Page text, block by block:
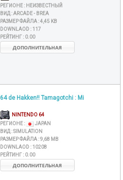
РЕГИОНЕ : НЕИЗВЕСТНЫЙ
ВИД :ARCADE - BREA
РАЗМЕР ФАЙЛА :4,45 KB
DOWNLAOD : 117
РЕЙТИНГ : 0.00
ДОПОЛНИТЕЛЬНАЯ
64 de Hakken!! Tamagotchi : Mi
NINTENDO 64
РЕГИОНЕ :
JAPAN
ВИД :SIMULATION
РАЗМЕР ФАЙЛА :9,68 MB
DOWNLAOD : 10208
РЕЙТИНГ : 0.00
ДОПОЛНИТЕЛЬНАЯ